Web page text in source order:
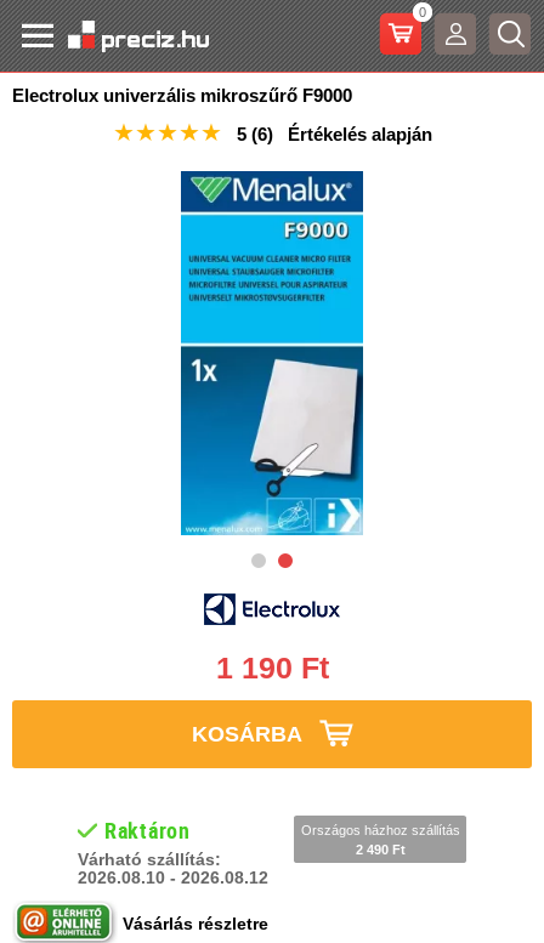
0
Electrolux univerzális mikroszűrő F9000
★★★★★ 5 (6)Értékelés alapján
1 190 Ft
KOSÁRBA
Raktáron
Várható szállítás:
2026.08.10 - 2026.08.12
Országos házhoz szállítás
2 490 Ft
Vásárlás részletre